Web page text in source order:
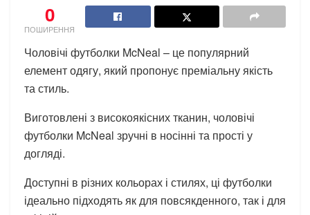
0
ПОШИРЕННЯ
Чоловічі футболки McNeal – це популярний
елемент одягу, який пропонує преміальну якість
та стиль.
Виготовлені з високоякісних тканин, чоловічі
футболки McNeal зручні в носінні та прості у
догляді.
Доступні в різних кольорах і стилях, ці футболки
ідеально підходять як для повсякденного, так і для